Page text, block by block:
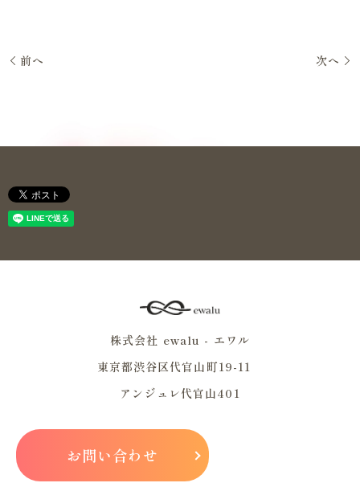
前へ 次へ
株式会社 ewalu - エワル
東京都渋谷区代官山町19-11
アンジュレ代官山401
お問い合わせ